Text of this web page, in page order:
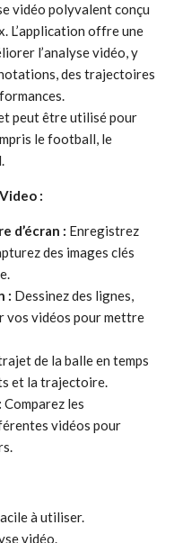
vidéo polyvalent conçu
L’application offre une
l’analyse vidéo, y
des trajectoires
peut être utilisé pour
le football, le
:
d’écran : Enregistrez
des images clés
: Dessinez des lignes,
vos vidéos pour mettre
de la balle en temps
et la trajectoire.
Comparez les
vidéos pour
à utiliser.
vidéo.